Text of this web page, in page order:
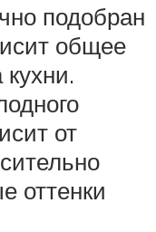
подобран
общее
от
оттенки